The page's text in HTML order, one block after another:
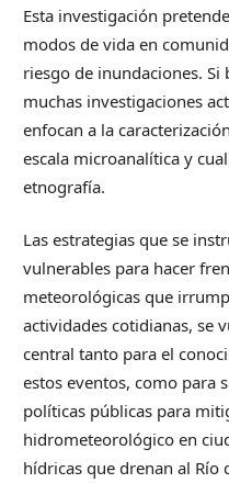
Esta investigación
modos de vida en
riesgo de inundaciones.
muchas investigaciones
enfocan a la
escala microanalítica y
etnografía.
Las estrategias que se
vulnerables para hacer
meteorológicas que
actividades cotidianas, se
central tanto para el
estos eventos, como para
políticas públicas para
hidrometeorológico en
hídricas que drenan al Río